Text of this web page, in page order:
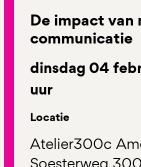
De impact van
communicatie
dinsdag 04
uur
Locatie
Atelier300c